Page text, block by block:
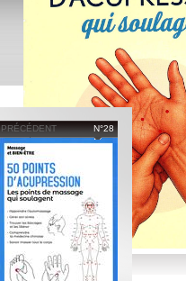
PRÉCÉDENT N°28